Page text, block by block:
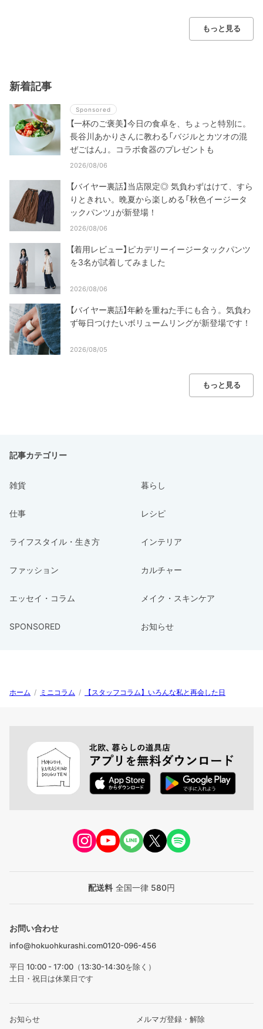
もっと見る
新着記事
Sponsored
【一杯のご褒美】今日の食卓を、ちょっと特別に。
長谷川あかりさんに教わる「バジルとカツオの混
ぜごはん」。コラボ食器のプレゼントも
2026/08/06
【バイヤー裏話】当店限定◎ 気負わずはけて、すら
りときれい。晩夏から楽しめる「秋色イージータ
ックパンツ」が新登場！
2026/08/06
【着用レビュー】ピカデリーイージータックパンツ
を3名が試着してみました
2026/08/06
【バイヤー裏話】年齢を重ねた手にも合う。気負わ
ず毎日つけたいボリュームリングが新登場です！
2026/08/05
もっと見る
記事カテゴリー
雑貨 暮らし
仕事 レシピ
ライフスタイル・生き方 インテリア
ファッション カルチャー
エッセイ・コラム メイク・スキンケア
SPONSORED お知らせ
ホーム / ミニコラム / 【スタッフコラム】いろんな私と再会した日
配送料 全国一律 580円
お問い合わせ
info@hokuohkurashi.com0120-096-456
平日 10:00 - 17:00（13:30-14:30を除く）
土日・祝日は休業日です
お知らせ メルマガ登録・解除